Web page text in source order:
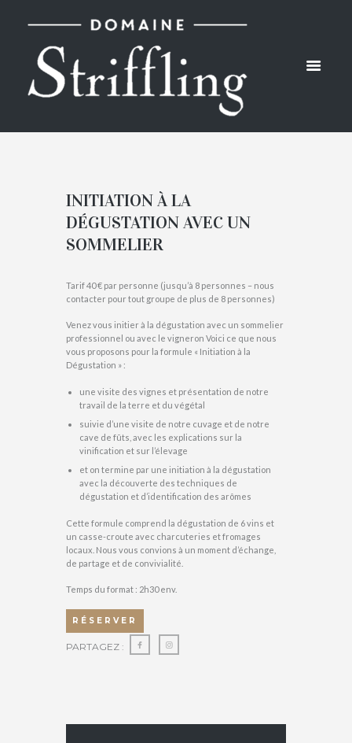
INITIATION À LA
DÉGUSTATION AVEC UN
SOMMELIER
Tarif 40 € par personne (jusqu’à 8 personnes – nous
contacter pour tout groupe de plus de 8 personnes)
Venez vous initier à la dégustation avec un sommelier
professionnel ou avec le vigneron Voici ce que nous
vous proposons pour la formule « Initiation à la
Dégustation » :
une visite des vignes et présentation de notre
travail de la terre et du végétal
suivie d’une visite de notre cuvage et de notre
cave de fûts, avec les explications sur la
vinification et sur l’élevage
et on termine par une initiation à la dégustation
avec la découverte des techniques de
dégustation et d’identification des arômes
Cette formule comprend la dégustation de 6 vins et
un casse-croute avec charcuteries et fromages
locaux. Nous vous convions à un moment d’échange,
de partage et de convivialité.
Temps du format : 2h30 env.
RÉSERVER
PARTAGEZ :